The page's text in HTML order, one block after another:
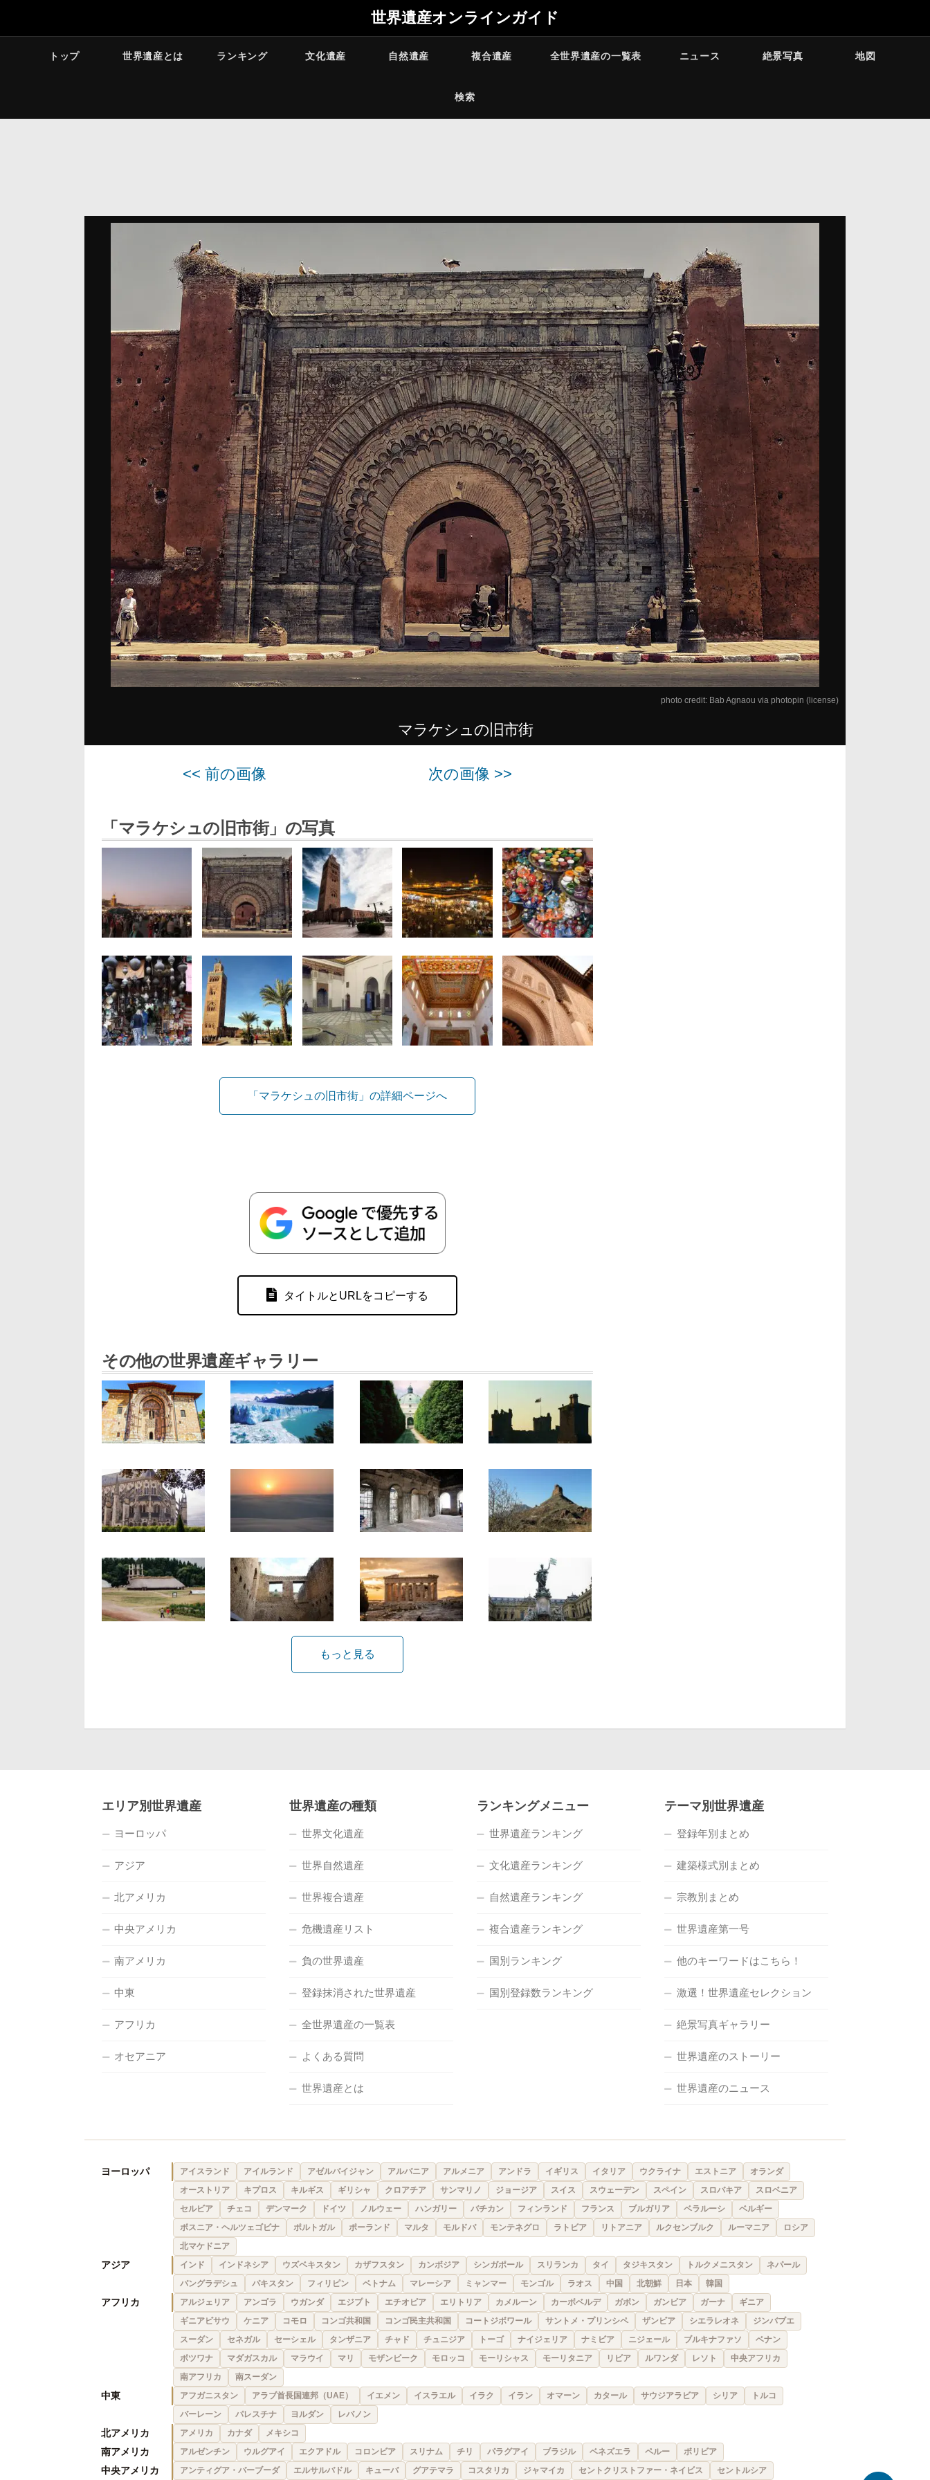
世界遺産オンラインガイド
トップ 世界遺産とは ランキング 文化遺産 自然遺産 複合遺産 全世界遺産の一覧表 ニュース 絶景写真 地図
検索
photo credit: Bab Agnaou via photopin (license)
マラケシュの旧市街
<< 前の画像 次の画像 >>
「マラケシュの旧市街」の写真
「マラケシュの旧市街」の詳細ページへ
タイトルとURLをコピーする
その他の世界遺産ギャラリー
もっと見る
エリア別世界遺産
ヨーロッパ
アジア
北アメリカ
中央アメリカ
南アメリカ
中東
アフリカ
オセアニア
世界遺産の種類
世界文化遺産
世界自然遺産
世界複合遺産
危機遺産リスト
負の世界遺産
登録抹消された世界遺産
全世界遺産の一覧表
よくある質問
世界遺産とは
ランキングメニュー
世界遺産ランキング
文化遺産ランキング
自然遺産ランキング
複合遺産ランキング
国別ランキング
国別登録数ランキング
テーマ別世界遺産
登録年別まとめ
建築様式別まとめ
宗教別まとめ
世界遺産第一号
他のキーワードはこちら！
激選！世界遺産セレクション
絶景写真ギャラリー
世界遺産のストーリー
世界遺産のニュース
ヨーロッパ アイスランド アイルランド アゼルバイジャン アルバニア アルメニア アンドラ イギリス イタリア ウクライナ エストニア
オランダ
オーストリア
キプロス キルギス ギリシャ クロアチア サンマリノ ジョージア スイス スウェーデン スペイン スロバキア
スロベニア
セルビア
チェコ デンマーク ドイツ ノルウェー ハンガリー バチカン フィンランド フランス ブルガリア ベラルーシ
ベルギー
ボスニア・ヘルツェゴビナ
ポルトガル ポーランド マルタ モルドバ モンテネグロ ラトビア リトアニア ルクセンブルク ルーマニア
ロシア
北マケドニア
アジア インド インドネシア ウズベキスタン カザフスタン カンボジア シンガポール スリランカ タイ タジキスタン トルクメニスタン
ネパール
バングラデシュ
パキスタン フィリピン ベトナム マレーシア ミャンマー モンゴル ラオス 中国 北朝鮮 日本 韓国
アフリカ アルジェリア アンゴラ ウガンダ エジプト エチオピア エリトリア カメルーン カーボベルデ ガボン ガンビア ガーナ
ギニア
ギニアビサウ
ケニア コモロ コンゴ共和国 コンゴ民主共和国 コートジボワール サントメ・プリンシペ ザンビア シエラレオネ
ジンバブエ
スーダン
セネガル セーシェル タンザニア チャド チュニジア トーゴ ナイジェリア ナミビア ニジェール ブルキナファソ
ベナン
ボツワナ
マダガスカル マラウイ マリ モザンビーク モロッコ モーリシャス モーリタニア リビア ルワンダ レソト
中央アフリカ
南アフリカ
南スーダン
中東 アフガニスタン アラブ首長国連邦（UAE） イエメン イスラエル イラク イラン オマーン カタール サウジアラビア シリア
トルコ
バーレーン
パレスチナ ヨルダン レバノン
北アメリカ アメリカ カナダ メキシコ
南アメリカ アルゼンチン ウルグアイ エクアドル コロンビア スリナム チリ パラグアイ ブラジル ベネズエラ ペルー ボリビア
中央アメリカ アンティグア・バーブーダ エルサルバドル キューバ グアテマラ コスタリカ ジャマイカ セントクリストファー・ネイビス セントルシア